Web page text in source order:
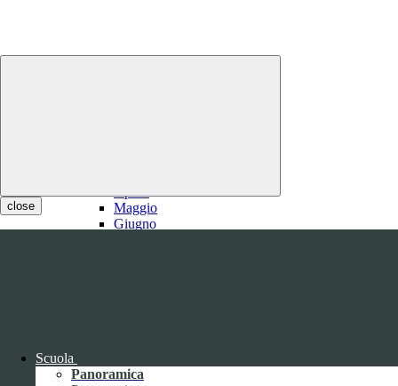
close
Scuola
Panoramica
Maggio
Giugno